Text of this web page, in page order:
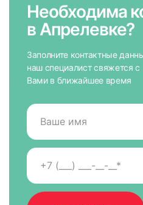
Необходима
в Апрелевке?
Заполните контактные
наш специалист свяжется с
Вами в ближайшее время